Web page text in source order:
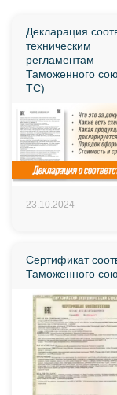
Декларация
техническим
регламентам
Таможенного
ТС)
23.10.2024
Сертификат
Таможенного